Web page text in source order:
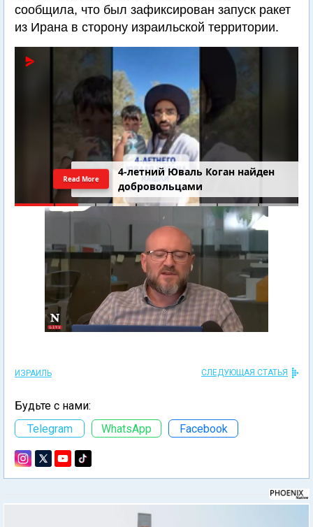
сообщила, что был зафиксирован запуск ракет
из Ирана в сторону израильской территории.
4-летний Юваль Коган найден
добровольцами
Read More
ИЗРАИЛЬ СЛЕДУЮЩАЯ СТАТЬЯ
Будьте с нами:
Telegram
WhatsApp Facebook